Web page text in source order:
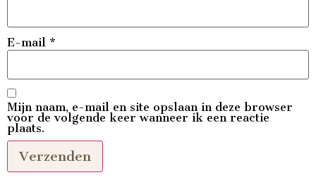
E-mail *
Mijn naam, e-mail en site opslaan in deze browser
voor de volgende keer wanneer ik een reactie
plaats.